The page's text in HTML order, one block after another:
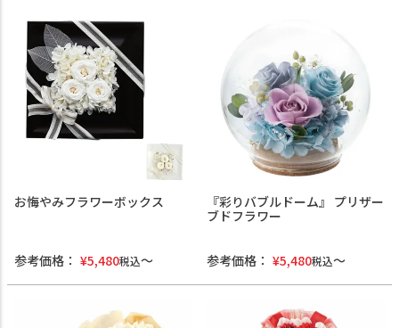
お悔やみフラワーボックス
参考価格： ¥5,480税込
『彩りバブルドーム』 プリザー
ブドフラワー
参考価格： ¥5,480税込